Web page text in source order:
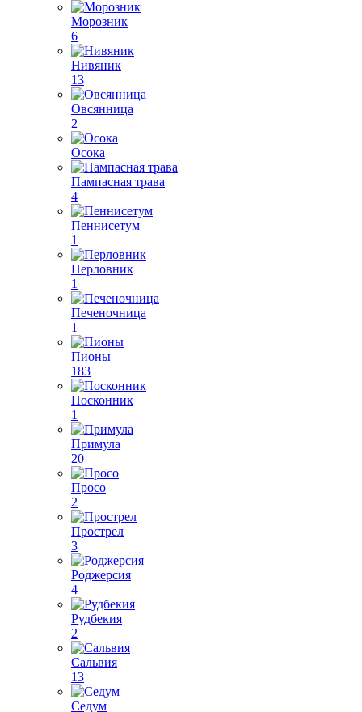
Морозник
6
Нивяник
13
Овсянница
2
Осока
Пампасная трава
4
Пеннисетум
1
Перловник
1
Печеночница
1
Пионы
183
Посконник
1
Примула
20
Просо
2
Прострел
3
Роджерсия
4
Рудбекия
2
Сальвия
13
Седум